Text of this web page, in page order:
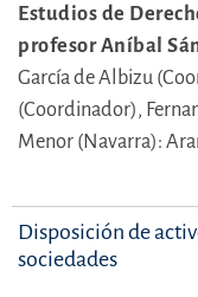
Estudios de
profesor Aníbal
García de Albizu
(Coordinador),
Menor (Navarra):
Disposición de
sociedades